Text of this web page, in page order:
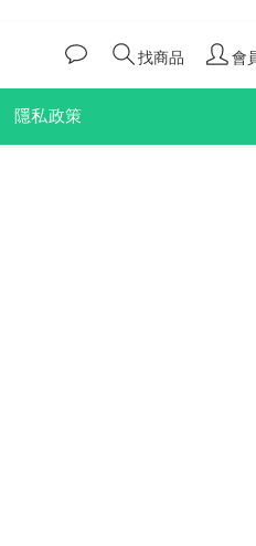
找商品 會
隱私政策